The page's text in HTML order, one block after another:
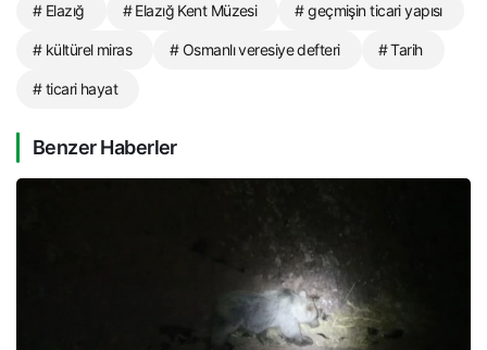
# Elazığ # Elazığ Kent Müzesi # geçmişin ticari yapısı
# kültürel miras # Osmanlı veresiye defteri # Tarih
# ticari hayat
Benzer Haberler